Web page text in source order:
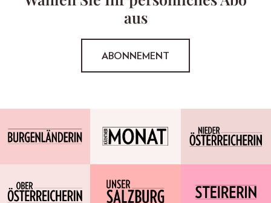
aus
ABONNEMENT